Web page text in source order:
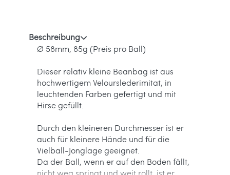
Beschreibung
Ø 58mm, 85g (Preis pro Ball)
Dieser relativ kleine Beanbag ist aus
hochwertigem Velourslederimitat, in
leuchtenden Farben gefertigt und mit
Hirse gefüllt.
Durch den kleineren Durchmesser ist er
auch für kleinere Hände und für die
Vielball-Jonglage geeignet.
Da der Ball, wenn er auf den Boden fällt,
nicht weg springt und weit rollt, ist er